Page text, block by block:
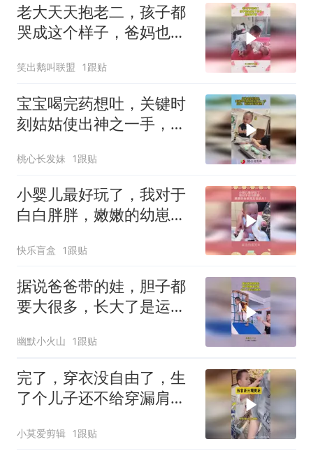
老大天天抱老二，孩子都
哭成这个样子，爸妈也不
笑出鹅叫联盟 1跟贴
宝宝喝完药想吐，关键时
刻姑姑使出神之一手，宝
桃心长发妹 1跟贴
小婴儿最好玩了，我对于
白白胖胖，嫩嫩的幼崽毫
快乐盲盒 1跟贴
据说爸爸带的娃，胆子都
要大很多，长大了是运动
幽默小火山 1跟贴
完了，穿衣没自由了，生
了个儿子还不给穿漏肩衣
小莫爱剪辑 1跟贴